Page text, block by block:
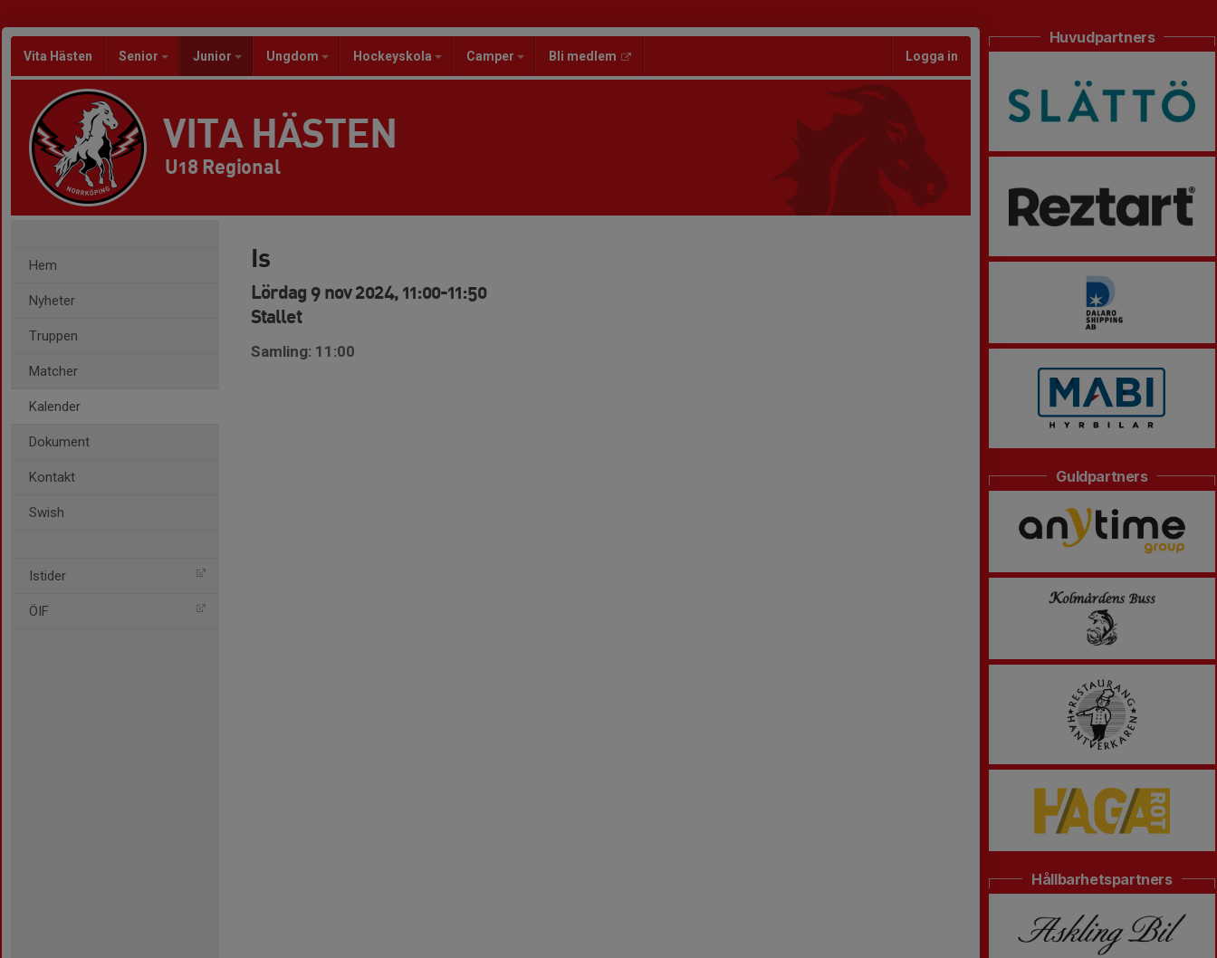
Vita Hästen Senior Junior Ungdom Hockeyskola Camper Bli medlem Logga in
VITA HÄSTEN
U18 Regional
Hem
Nyheter
Truppen
Matcher
Kalender
Dokument
Kontakt
Swish
Istider
ÖIF
Is
Lördag 9 nov 2024, 11:00-11:50
Stallet
Samling: 11:00
Huvudpartners
Guldpartners
Hållbarhetspartners